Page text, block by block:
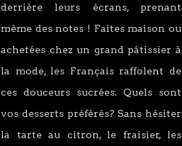
derrière leurs écrans, prenant
même des notes ! Faites maison ou
achetées chez un grand pâtissier à
la mode, les Français raffolent de
ces douceurs sucrées. Quels sont
vos desserts préférés? Sans hésiter
la tarte au citron, le fraisier, les